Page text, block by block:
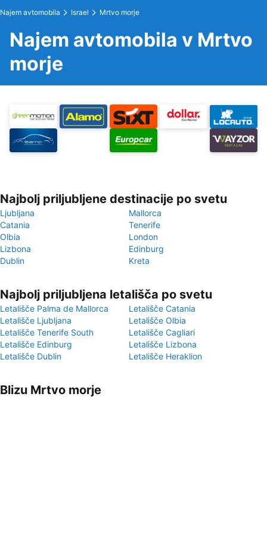
Najem avtomobila Israel Mrtvo morje
Najem avtomobila v Mrtvo
morje
Najbolj priljubljene destinacije po svetu
Ljubljana
Mallorca
Catania
Tenerife
Olbia
London
Lizbona
Edinburg
Dublin
Kreta
Najbolj priljubljena letališča po svetu
Letališče Palma de Mallorca
Letališče Catania
Letališče Ljubljana
Letališče Olbia
Letališče Tenerife South
Letališče Cagliari
Letališče Edinburg
Letališče Lizbona
Letališče Dublin
Letališče Heraklion
Blizu Mrtvo morje